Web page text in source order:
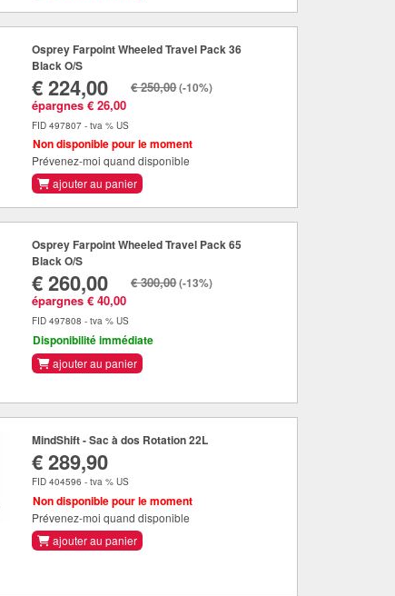
Osprey Farpoint Wheeled Travel Pack 36
Black O/S
€ 224,00
épargnes € 26,00
€ 250,00(-10%)
FID 497807 - tva % US
Non disponible pour le moment
Prévenez-moi quand disponible
ajouter au panier
Osprey Farpoint Wheeled Travel Pack 65
Black O/S
€ 260,00
épargnes € 40,00
€ 300,00(-13%)
FID 497808 - tva % US
Disponibilité immédiate
ajouter au panier
MindShift - Sac à dos Rotation 22L
€ 289,90
FID 404596 - tva % US
Non disponible pour le moment
Prévenez-moi quand disponible
ajouter au panier